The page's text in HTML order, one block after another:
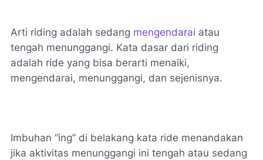
Arti riding adalah sedang mengendarai atau
tengah menunggangi. Kata dasar dari riding
adalah ride yang bisa berarti menaiki,
mengendarai, menunggangi, dan sejenisnya.
Imbuhan “ing” di belakang kata ride menandakan
jika aktivitas menunggangi ini tengah atau sedang